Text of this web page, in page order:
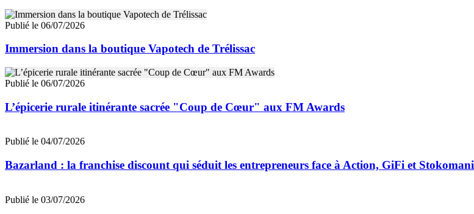
Publié le 06/07/2026
Immersion dans la boutique Vapotech de Trélissac
Publié le 06/07/2026
L’épicerie rurale itinérante sacrée "Coup de Cœur" aux FM Awards
Publié le 04/07/2026
Bazarland : la franchise discount qui séduit les entrepreneurs face à Action, GiFi et Stokomani
Publié le 03/07/2026